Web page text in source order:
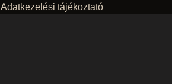
Adatkezelési tájékoztató